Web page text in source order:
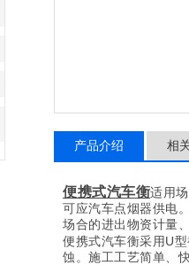
产品介绍 相
便携式汽车衡适用
可应汽车点烟器供电
场合的进出物资计量
便携式汽车衡采用 U
蚀。施工工艺简单、